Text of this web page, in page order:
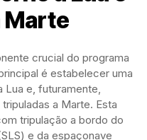
Marte
crucial do programa
é estabelecer uma
e, futuramente,
a Marte. Esta
tripulação a bordo do
e da espaçonave